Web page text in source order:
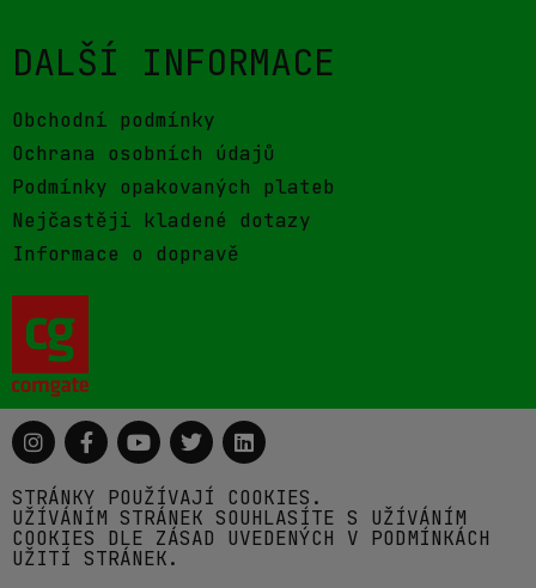
DALŠÍ INFORMACE
Obchodní podmínky
Ochrana osobních údajů
Podmínky opakovaných plateb
Nejčastěji kladené dotazy
Informace o dopravě
STRÁNKY POUŽÍVAJÍ COOKIES.
UŽÍVÁNÍM STRÁNEK SOUHLASÍTE S UŽÍVÁNÍM
COOKIES DLE ZÁSAD UVEDENÝCH V PODMÍNKÁCH
UŽITÍ STRÁNEK.